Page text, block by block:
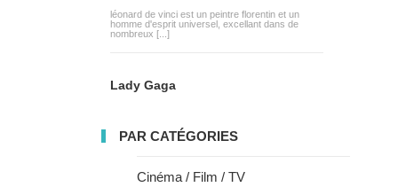
léonard de vinci est un peintre florentin et un
homme d'esprit universel, excellant dans de
nombreux [...]
Lady Gaga
PAR CATÉGORIES
Cinéma / Film / TV